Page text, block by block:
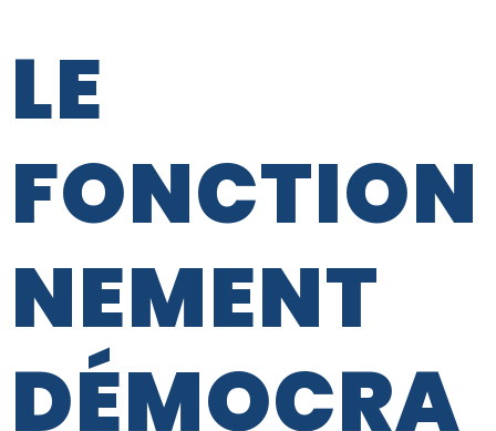
LE
FONCTION
NEMENT
DÉMOCRA